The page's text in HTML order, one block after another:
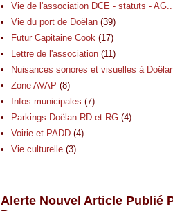
Vie de l'association DCE - statuts -
Vie du port de Doëlan (39)
Futur Capitaine Cook (17)
Lettre de l'association (11)
Nuisances sonores et visuelles à
Zone AVAP (8)
Infos municipales (7)
Parkings Doëlan RD et RG (4)
Voirie et PADD (4)
Vie culturelle (3)
Alerte Nouvel Article Publié